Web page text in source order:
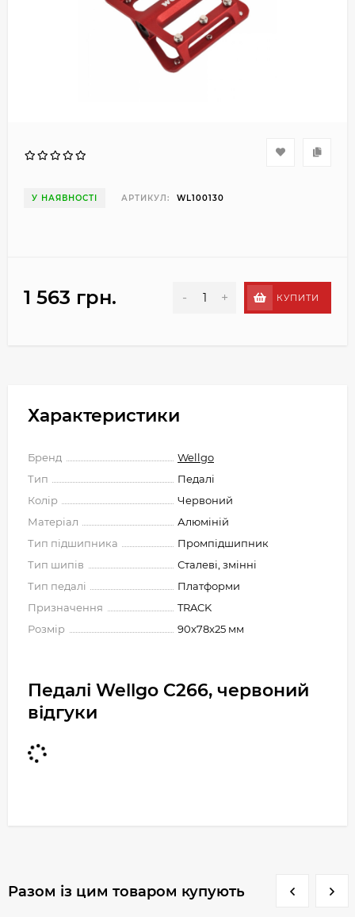
У НАЯВНОСТІ АРТИКУЛ: WL100130
1 563 грн. - + КУПИТИ
Характеристики
Бренд
Wellgo
Тип
Педалі
Колір
Червоний
Матеріал
Алюміній
Тип підшипника
Промпідшипник
Тип шипів
Сталеві, змінні
Тип педалі
Платформи
Призначення
TRACK
Розмір
90x78x25 мм
Педалі Wellgo C266, червоний
відгуки
Разом із цим товаром купують